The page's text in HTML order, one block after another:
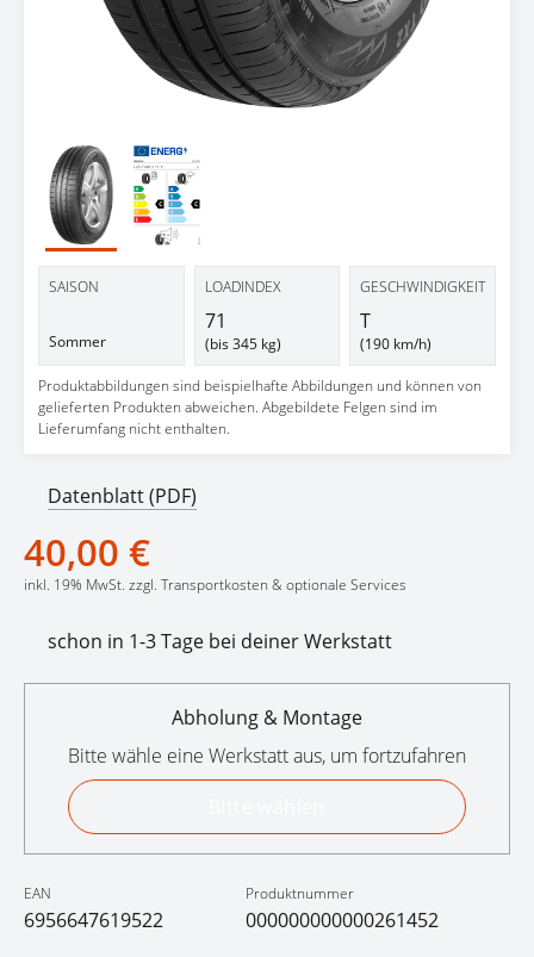
SAISON
Sommer
LOADINDEX
71
(bis 345 kg)
GESCHWINDIGKEIT
T
(190 km/h)
Produktabbildungen sind beispielhafte Abbildungen und können von
gelieferten Produkten abweichen. Abgebildete Felgen sind im
Lieferumfang nicht enthalten.
Datenblatt (PDF)
40,00 €
inkl. 19% MwSt. zzgl. Transportkosten & optionale Services
schon in 1-3 Tage bei deiner Werkstatt
Abholung & Montage
Bitte wähle eine Werkstatt aus, um fortzufahren
EAN
6956647619522
Produktnummer
000000000000261452